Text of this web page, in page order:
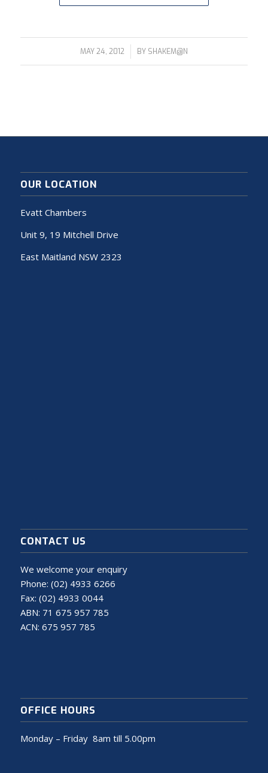
MAY 24, 2012
/ BY SHAKEM@N
OUR LOCATION
Evatt Chambers
Unit 9, 19 Mitchell Drive
East Maitland NSW 2323
CONTACT US
We welcome your enquiry
Phone: (02) 4933 6266
Fax: (02) 4933 0044
ABN: 71 675 957 785
ACN: 675 957 785
OFFICE HOURS
Monday – Friday 8am till 5.00pm